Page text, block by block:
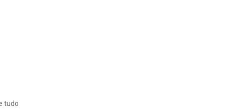
tudo